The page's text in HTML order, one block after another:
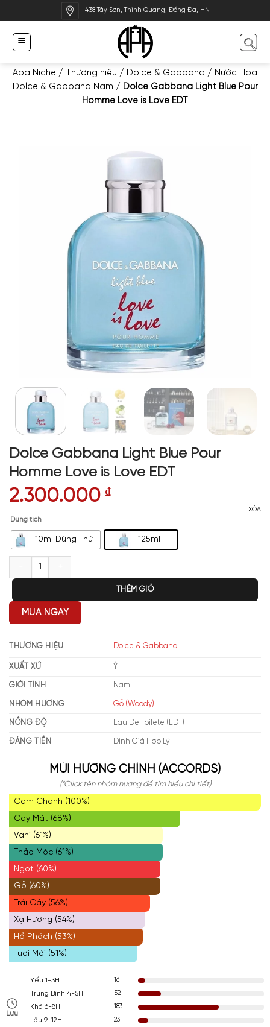
qua
dung
438 Tây Sơn, Thịnh Quang, Đống Đa, HN
Apa Niche / Thương hiệu / Dolce & Gabbana / Nước Hoa
Dolce & Gabbana Nam / Dolce Gabbana Light Blue Pour
Homme Love is Love EDT
Dolce Gabbana Light Blue Pour
Homme Love is Love EDT
2.300.000 ₫
Dung tích
10ml Dùng Thử 125ml
XÓA
Dolce Gabbana Light Blue Pour Homme Love is Love EDT số lượng
THÊM GIỎ
MUA NGAY
THƯƠNG HIỆU Dolce & Gabbana
XUẤT XỨ Ý
GIỚI TÍNH Nam
NHÓM HƯƠNG Gỗ (Woody)
NỒNG ĐỘ Eau De Toilete (EDT)
ĐÁNG TIỀN Định Giá Hợp Lý
MÙI HƯƠNG CHÍNH (ACCORDS)
(*Click tên nhóm hương để tìm hiểu chi tiết)
Cam Chanh (100%)
Cay Mát (68%)
Vani (61%)
Thảo Mộc (61%)
Ngọt (60%)
Gỗ (60%)
Trái Cây (56%)
Xạ Hương (54%)
Hổ Phách (53%)
Tươi Mới (51%)
Lưu
Yếu 1-3H
16
Trung Bình 4-5H
52
Khá 6-8H
183
Lâu 9-12H
23